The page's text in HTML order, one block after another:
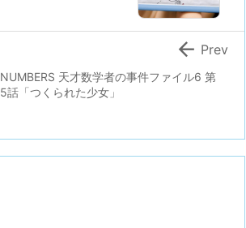
NUMBERS 天才数学者の事件ファイル6 第
5話「つくられた少女」
 Prev